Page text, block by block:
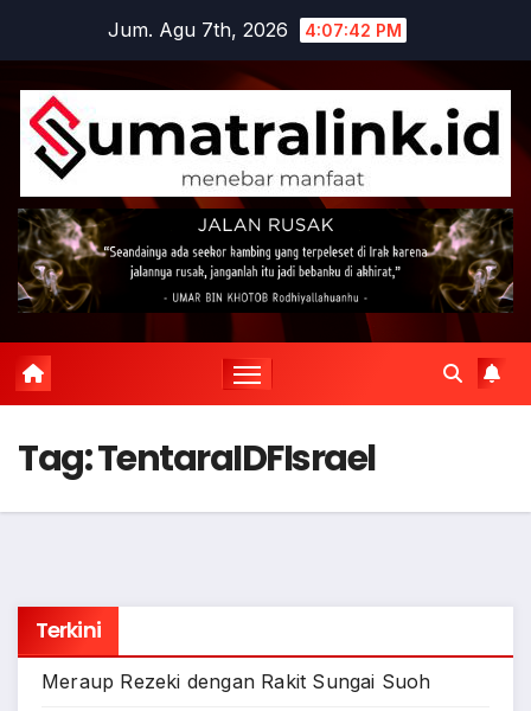
content
Jum. Agu 7th, 2026 4:07:42 PM
Tag:TentaraIDFIsrael
Terkini
Meraup Rezeki dengan Rakit Sungai Suoh